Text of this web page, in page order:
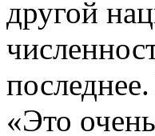
другой
«Это